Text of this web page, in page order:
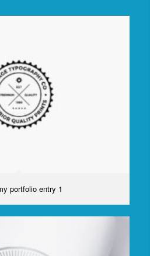
portfolio entry 1